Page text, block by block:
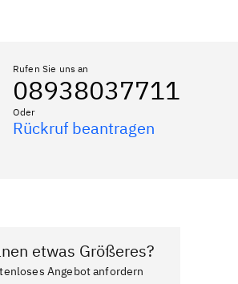
Rufen Sie uns an
08938037711
Oder
Rückruf beantragen
etwas Größeres?
Angebot anfordern